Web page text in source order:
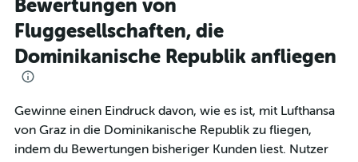
12
categories.
The
chart
has
Y
displaying
values.
Bewertungen von
Fluggesellschaften, die
Dominikanische Republik anfliegen
Gewinne einen Eindruck davon, wie es ist, mit Lufthansa
von Graz in die Dominikanische Republik zu fliegen,
indem du Bewertungen bisheriger Kunden liest. Nutzer